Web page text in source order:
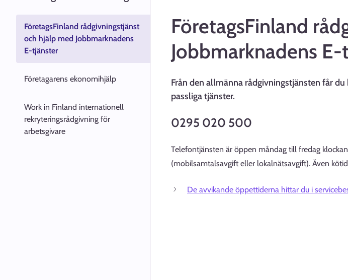
FöretagsFinland rådgivningstjänst
och hjälp med Jobbmarknadens
E-tjänster
Företagarens ekonomihjälp
Work in Finland internationell
rekryteringsrådgivning för
arbetsgivare
FöretagsFinland
Jobbmarknadens
Från den allmänna rådgivningstjänsten får
passliga tjänster.
0295 020 500
Telefontjänsten är öppen måndag till fredag
(mobilsamtalsavgift eller lokalnätsavgift). Även
De avvikande öppettiderna hittar du i